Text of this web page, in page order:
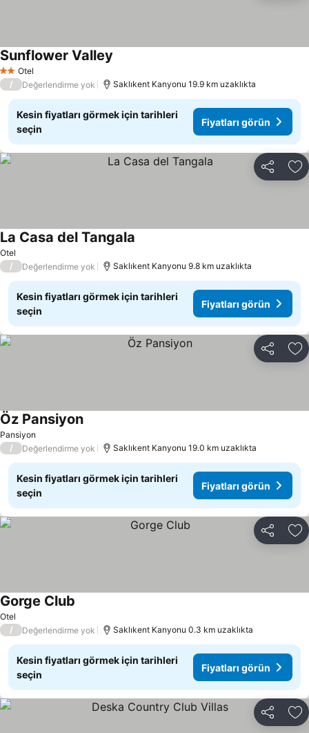
2 Yıldız
Otel
Sunflower Valley
/ Değerlendirme yok Saklıkent Kanyonu 19.9 km uzaklıkta
Kesin fiyatları görmek için tarihleri
seçin
Fiyatları görün
Paylaş
Otel
La Casa del Tangala
/ Değerlendirme yok Saklıkent Kanyonu 9.8 km uzaklıkta
Kesin fiyatları görmek için tarihleri
seçin
Fiyatları görün
Paylaş
Pansiyon
Öz PansiyonFiyatları görün
/ Değerlendirme yok Saklıkent Kanyonu 19.0 km uzaklıkta
Kesin fiyatları görmek için tarihleri
seçin
Fiyatları görün
Paylaş
Otel
Gorge Club
/ Değerlendirme yok Saklıkent Kanyonu 0.3 km uzaklıkta
Kesin fiyatları görmek için tarihleri
seçin
Fiyatları görün
Paylaş